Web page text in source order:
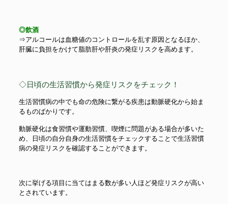
◎飲酒
⇒アルコールは血糖値のコントロールを乱す原因となるほか、
肝臓に負担をかけて脂肪肝や肝炎の発症リスクを高めます。
◇日頃の生活習慣から発症リスクをチェック！
生活習慣病の中でも命の危険に繋がる疾患は動脈硬化から始ま
るものばかりです。
動脈硬化は食習慣や運動習慣、喫煙に問題がある場合が多いた
め、日頃の自分自身の生活習慣をチェックすることで生活習慣
病の発症リスクを確認することができます。
次に挙げる項目に当てはまる数が多い人ほど発症リスクが高い
とされています。